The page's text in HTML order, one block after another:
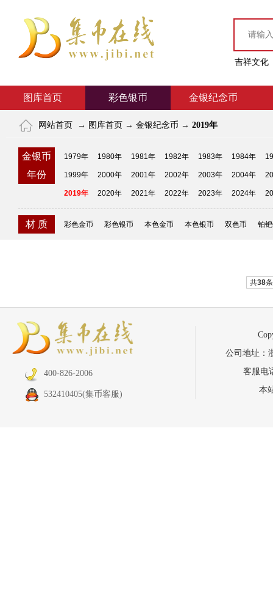
吉祥文化
图库首页 彩色银币 金银纪念币
网站首页 → 图库首页 → 金银纪念币 → 2019年
金银币
年份
1979年 1980年 1981年 1982年 1983年 1984年
1999年 2000年 2001年 2002年 2003年 2004年
2019年 2020年 2021年 2022年 2023年 2024年
材 质 彩色金币 彩色银币 本色金币 本色银币 双色币 铂
共38
400-826-2006
532410405(集币客服)
公司地址：
客服电
本